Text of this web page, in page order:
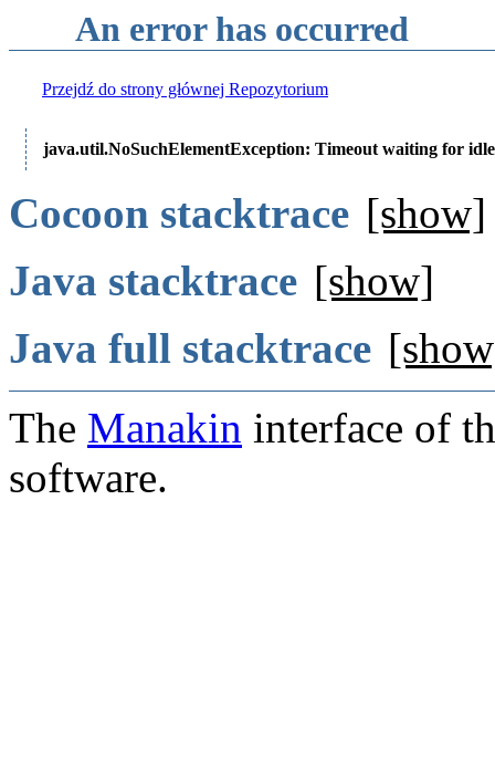
An error has occurred
Przejdź do strony głównej Repozytorium
java.util.NoSuchElementException: Timeout waiting for
Cocoon stacktrace [show]
Java stacktrace [show]
Java full stacktrace
The Manakin interface of
software.